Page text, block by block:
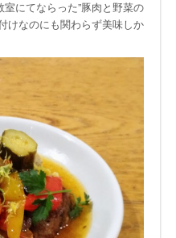
にてならった”豚肉と野菜の
けなのにも関わらず美味しか